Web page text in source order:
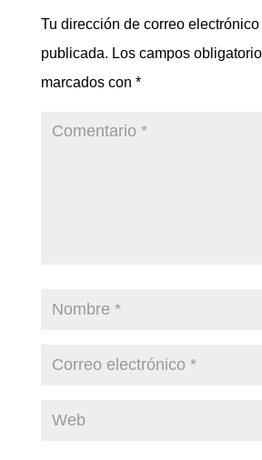
Tu dirección de correo electrónico
publicada. Los campos
marcados con *